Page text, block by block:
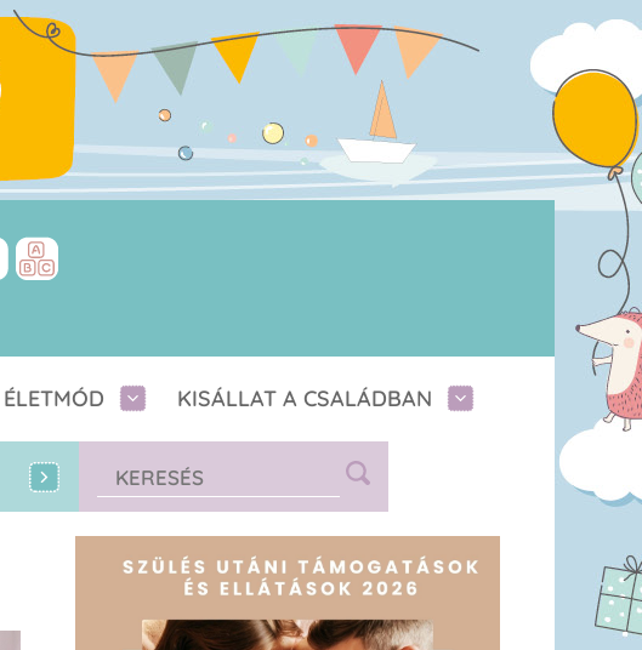
ÉLETMÓD KISÁLLAT A CSALÁDBAN